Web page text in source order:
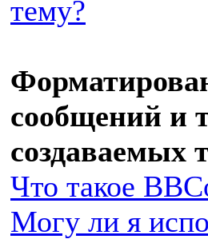
тему?
сообщений и
создаваемых
Что такое
Могу ли я